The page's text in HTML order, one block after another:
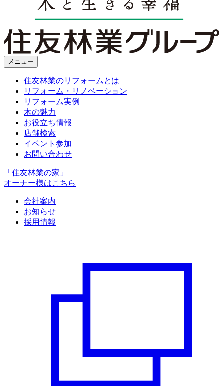
メニュー
住友林業のリフォームとは
リフォーム・リノベーション
リフォーム実例
木の魅力
お役立ち情報
店舗検索
イベント参加
お問い合わせ
「住友林業の家」
オーナー様はこちら
会社案内
お知らせ
採用情報